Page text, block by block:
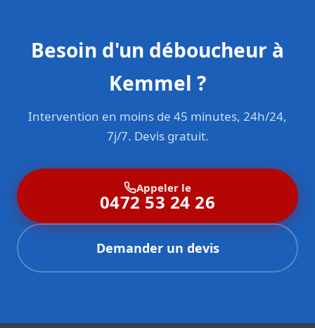
Besoin d'un déboucheur à
Kemmel ?
Intervention en moins de 45 minutes, 24h/24,
7j/7. Devis gratuit.
Appeler le
0472 53 24 26
Demander un devis